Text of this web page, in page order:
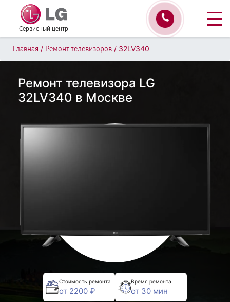
Сервисный центр
Главная / Ремонт телевизоров / 32LV340
Ремонт телевизора LG
32LV340 в Москве
Стоимость ремонта
от 2200 ₽
Время ремонта
от 30 мин